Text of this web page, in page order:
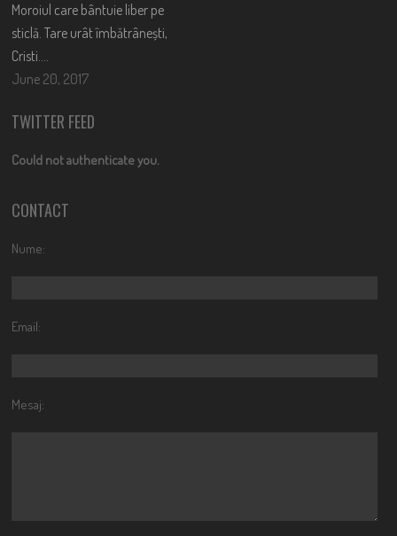
Moroiul care bântuie liber pe
sticlă. Tare urât îmbătrânești,
Cristi….
June 20, 2017
TWITTER FEED
Could not authenticate you.
CONTACT
Nume:
Email:
Mesaj: